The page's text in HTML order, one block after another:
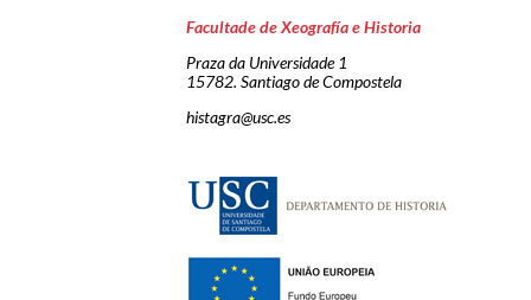
Facultade de Xeografía e Historia
Praza da Universidade 1
15782. Santiago de Compostela
histagra@usc.es